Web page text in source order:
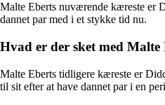
Malte Eberts nuværende kæreste er
dannet par med i et stykke tid nu.
Hvad er der sket med
Malte Eberts tidligere kæreste er
til sit efter at have dannet par i en